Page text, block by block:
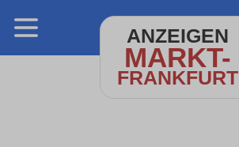
ANZEIGEN
MARKT-
FRANKFURT